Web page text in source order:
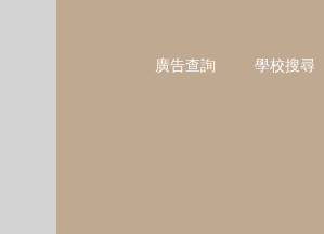
廣告查詢 學校搜尋